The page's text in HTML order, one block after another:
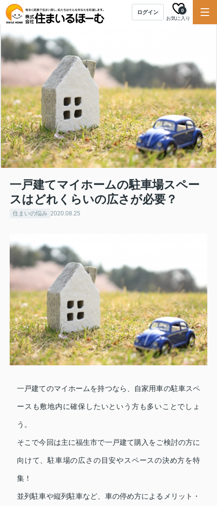
ログイン
お気に入り
0
一戸建てマイホームの駐車場スペー
スはどれくらいの広さが必要？
住まいの悩み 2020.08.25
一戸建てのマイホームを持つなら、自家用車の駐車スペ
ースも敷地内に確保したいという方も多いことでしょ
う。
そこで今回は主に福生市で一戸建て購入をご検討の方に
向けて、駐車場の広さの目安やスペースの決め方を特
集！
並列駐車や縦列駐車など、車の停め方によるメリット・